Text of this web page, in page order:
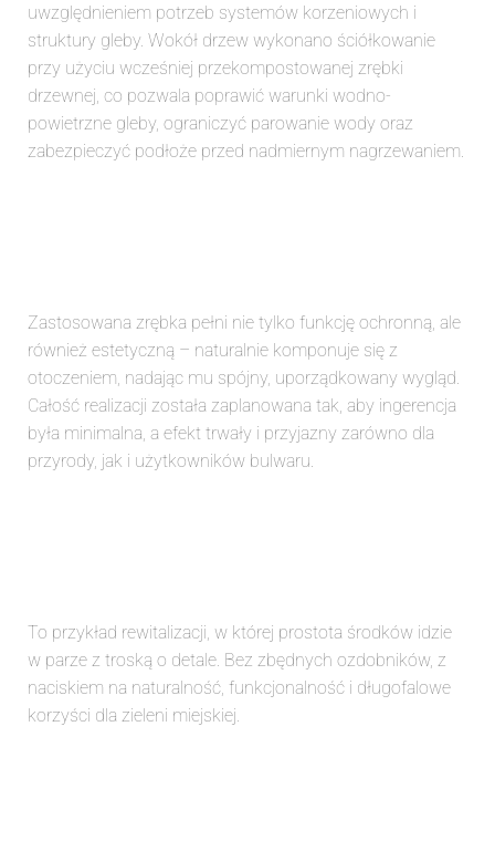
uwzględnieniem potrzeb systemów korzeniowych i
struktury gleby. Wokół drzew wykonano ściółkowanie
przy użyciu wcześniej przekompostowanej zrębki
drzewnej, co pozwala poprawić warunki wodno-
powietrzne gleby, ograniczyć parowanie wody oraz
zabezpieczyć podłoże przed nadmiernym nagrzewaniem.
Zastosowana zrębka pełni nie tylko funkcję ochronną, ale
również estetyczną – naturalnie komponuje się z
otoczeniem, nadając mu spójny, uporządkowany wygląd.
Całość realizacji została zaplanowana tak, aby ingerencja
była minimalna, a efekt trwały i przyjazny zarówno dla
przyrody, jak i użytkowników bulwaru.
To przykład rewitalizacji, w której prostota środków idzie
w parze z troską o detale. Bez zbędnych ozdobników, z
naciskiem na naturalność, funkcjonalność i długofalowe
korzyści dla zieleni miejskiej.